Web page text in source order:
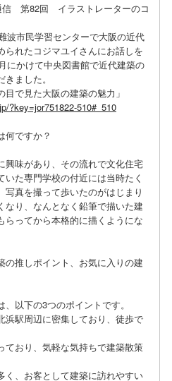
信 第82回 イラストレーターのコ
波市民学習センターで大阪の近代
られたコジマユイさんにお話しを
にかけて中央図書館で近代建築の
ました。
で見た大阪の建築の魅力」
?key=jor751822-510#_510
何ですか？
興味があり、その流れで文化住宅
た専門学校の付近には当時たく
真を撮って歩いたのがはじまり
なり、なんとなく鉛筆で描いた建
らってから本格的に描くようにな
の推しポイント、お気に入りの建
以下の3つのポイントです。
浜駅周辺に密集しており、徒歩で
ており、気軽な気持ちで建築散策
く、お客として建築に訪れやすい